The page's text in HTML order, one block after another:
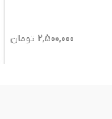
2,500,000 تومان